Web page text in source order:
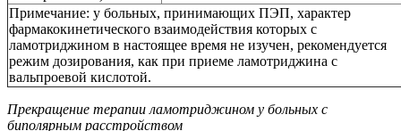
Примечание: у больных, принимающих ПЭП, характер
фармакокинетического взаимодействия которых с
ламотриджином в настоящее время не изучен, рекомендуется
режим дозирования, как при приеме ламотриджина с
вальпроевой кислотой.
Прекращение терапии ламотриджином у больных с
биполярным расстройством